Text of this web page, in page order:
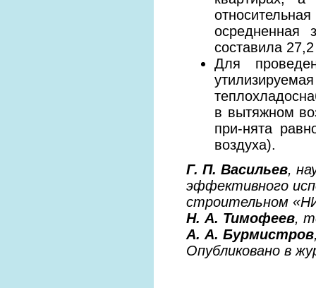
осредненная
составила
Для
в вытяжном
при-нята
воздуха).
Г. П. Васильев,
эффективного
строительном
Н. А. Тимофеев,
А. А. Бурмистров
Опубликовано в